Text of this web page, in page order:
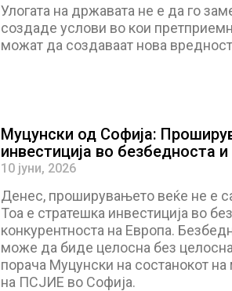
Улогата на државата не е да го
создаде услови во кои
можат да создаваат нова
Муцунски од Софија:
инвестиција во безбедноста
10 јуни, 2026
Денес, проширувањето веќе не е
Тоа е стратешка инвестиција во
конкурентноста на Европа.
може да биде целосна без
порача Муцунски на состанокот
на ПСЈИЕ во Софија.